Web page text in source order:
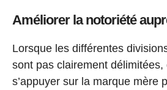
Améliorer la notoriété
Lorsque les différentes
sont pas clairement délimitées,
s’appuyer sur la marque mère